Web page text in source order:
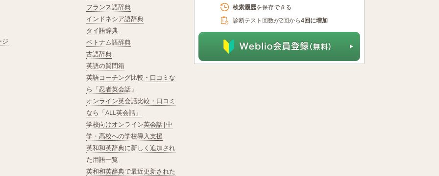
ジ
フランス語辞典
インドネシア語辞典
タイ語辞典
ベトナム語辞典
古語辞典
英語の質問箱
英語コーチング比較・口コミな
ら「忍者英会話」
オンライン英会話比較・口コミ
なら「ALL英会話」
学校向けオンライン英会話|中
学・高校への学校導入支援
英和和英辞典に新しく追加され
た用語一覧
英和和英辞典で最近更新された
検索履歴を保存できる
診断テスト回数が2回から4回に増加